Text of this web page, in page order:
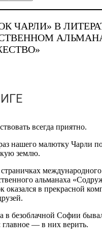
ЧАРЛИ» В
всегда приятно.
нашего малютку Чарли
землю.
альманаха
оказался в прекрасной
в безоблачной Софии
главное — в них верить.